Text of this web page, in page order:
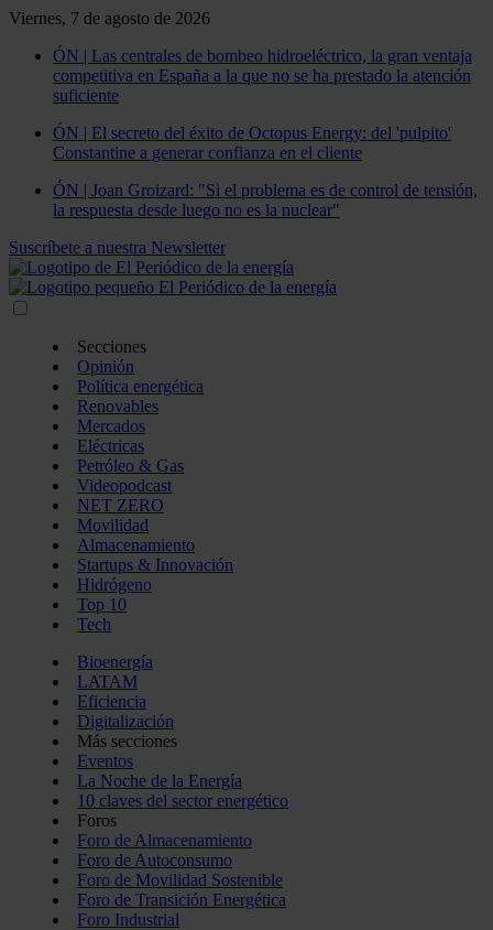
Viernes, 7 de agosto de 2026
ÓN | Las centrales de bombeo hidroeléctrico, la gran ventaja
competitiva en España a la que no se ha prestado la atención
suficiente
ÓN | El secreto del éxito de Octopus Energy: del 'pulpito'
Constantine a generar confianza en el cliente
ÓN | Joan Groizard: "Si el problema es de control de tensión,
la respuesta desde luego no es la nuclear"
Suscríbete a nuestra Newsletter
Secciones
Opinión
Política energética
Renovables
Mercados
Eléctricas
Petróleo & Gas
Videopodcast
NET ZERO
Movilidad
Almacenamiento
Startups & Innovación
Hidrógeno
Top 10
Tech
Bioenergía
LATAM
Eficiencia
Digitalización
Más secciones
Eventos
La Noche de la Energía
10 claves del sector energético
Foros
Foro de Almacenamiento
Foro de Autoconsumo
Foro de Movilidad Sostenible
Foro de Transición Energética
Foro Industrial